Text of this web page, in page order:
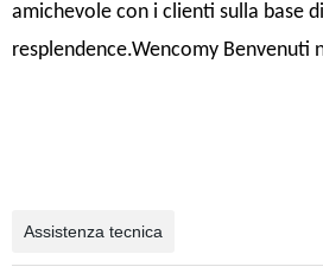
amichevole con i clienti sulla base
resplendence.Wencomy Benvenuti
Assistenza tecnica